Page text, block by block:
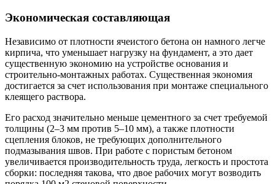
Экономическая составляющая
Независимо от плотности ячеистого бетона он намного легче
кирпича, что уменьшает нагрузку на фундамент, а это дает
существенную экономию на устройстве основания и
строительно-монтажных работах. Существенная экономия
достигается за счет использования при монтаже специального
клеящего раствора.
Его расход значительно меньше цементного за счет требуемой
толщины (2–3 мм против 5–10 мм), а также плотности
сцепления блоков, не требующих дополнительного
подмазывания швов. При работе с пористым бетоном
увеличивается производительность труда, легкость и простота
сборки: последняя такова, что двое рабочих могут возводить